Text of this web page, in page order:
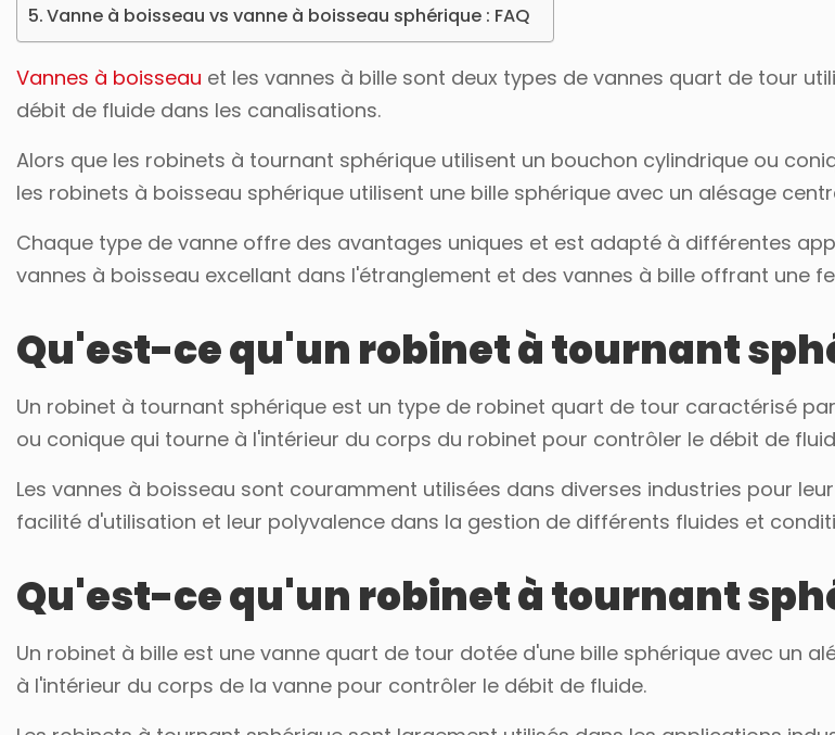
Vanne à boisseau vs vanne à boisseau sphérique : FAQ
Vannes à boisseau et les vannes à bille sont deux types de vannes quart de tour
débit de fluide dans les canalisations.
Alors que les robinets à tournant sphérique utilisent un bouchon cylindrique ou
les robinets à boisseau sphérique utilisent une bille sphérique avec un alésage
Chaque type de vanne offre des avantages uniques et est adapté à différentes
vannes à boisseau excellant dans l'étranglement et des vannes à bille offrant une
Qu'est-ce qu'un robinet à tournant
Un robinet à tournant sphérique est un type de robinet quart de tour caractérisé
ou conique qui tourne à l'intérieur du corps du robinet pour contrôler le débit de
Les vannes à boisseau sont couramment utilisées dans diverses industries pour
facilité d'utilisation et leur polyvalence dans la gestion de différents fluides et
Qu'est-ce qu'un robinet à tournant
Un robinet à bille est une vanne quart de tour dotée d'une bille sphérique avec un
à l'intérieur du corps de la vanne pour contrôler le débit de fluide.